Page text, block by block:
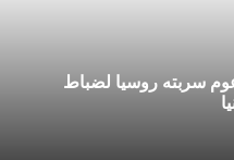
سربته روسيا لضباط